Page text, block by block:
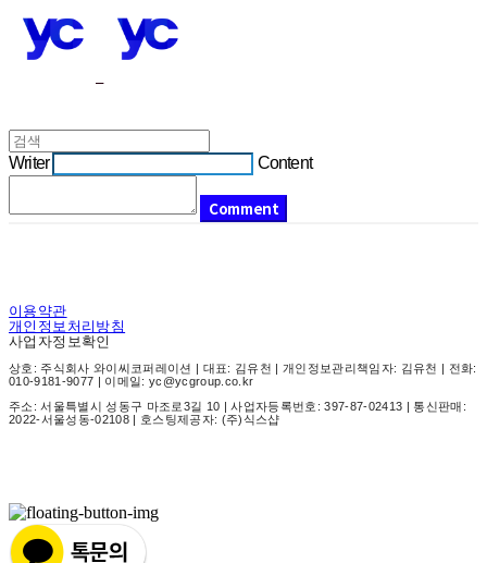
Writer Content
Comment
이용약관
개인정보처리방침
사업자정보확인
상호: 주식회사 와이씨코퍼레이션 | 대표: 김유천 | 개인정보관리책임자: 김유천 | 전화:
010-9181-9077 | 이메일: yc@ycgroup.co.kr
주소: 서울특별시 성동구 마조로3길 10 | 사업자등록번호:397-87-02413 | 통신판매:
2022-서울성동-02108| 호스팅제공자: (주)식스샵